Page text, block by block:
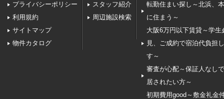
プライバシーポリシー
利用規約
サイトマップ
物件カタログ
スタッフ紹介
周辺施設検索
転勤住まい探し～北浜、
に住まう～
大阪6万円以下賃貸～学生
見、ご成約で宿泊代負担
す～
審査が心配～保証人なし
居されたい方～
初期費用good～敷金礼金